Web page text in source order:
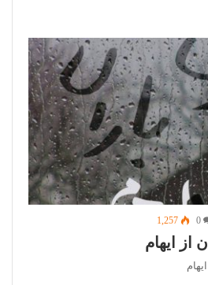
1,257
از ایهام